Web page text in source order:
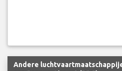
Andere